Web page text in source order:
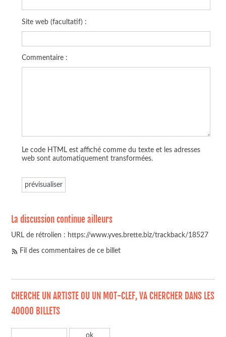
Site web (facultatif) :
Commentaire :
Le code HTML est affiché comme du texte et les adresses
web sont automatiquement transformées.
La discussion continue ailleurs
URL de rétrolien : https://www.yves.brette.biz/trackback/18527
Fil des commentaires de ce billet
CHERCHE UN ARTISTE OU UN MOT-CLEF, VA CHERCHER DANS LES
40000 BILLETS